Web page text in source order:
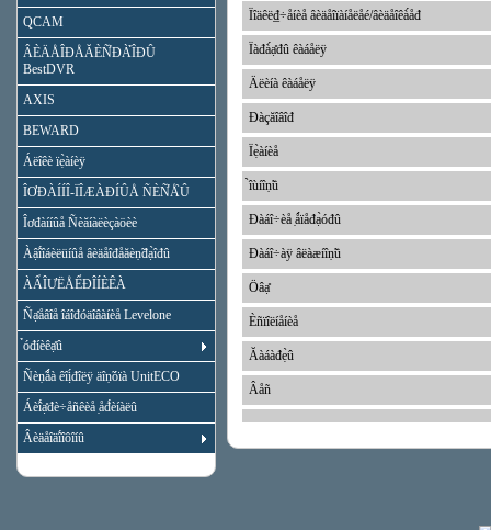
QCAM
ÂÈÄÅÎĐÅĂÈÑ̉ĐÀ̉ÎĐÛ
BestDVR
AXIS
BEWARD
Áëîêè ïẹ̀àíèÿ
ÎƠĐÀÍÍÎ-ÏÎÆÀĐÍÛÅ ÑÈÑ̉Å̀Û
Îơđàííûå Ñèăíàëèçàöèè
Àậî́îáèëüíûå âèäåîđåăèṇ̃đạ̀îđû
ÀẨÎƯËÅỂĐÎÍÈÊÀ
Ñạ̊åâîå îáîđóäîâàíèå Levelone
̉óđíèêạ̊û
Ñèṇ̃ǻà êîị́đîëÿ äîṇ̃óïà UnitECO
Áèî́ạ̊đè÷åñêèå ̣åđ́èíàëû
Âèäåîäî́îôîíû
Ïîäêë₫÷åíèå âèäåîïàíåëåé/âèäåîêà́åđ
Ïàđà́ạ̊đû êàáåëÿ
Äëèíà êàáåëÿ
Đàçăîâîđ
Ïẹ̀àíèå
̀îùíîṇ̃ü
Đàáî÷èå ̣ǻïåđạ̀óđû
Đàáî÷àÿ âëàæíîṇ̃ü
Öâạ̊
Èñïîëíåíèå
Ăàáàđẹ̀û
Âåñ